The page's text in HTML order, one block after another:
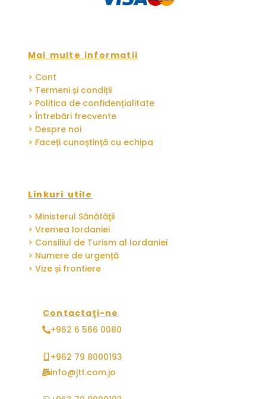
Mai multe informatii
> Cont
> Termeni și condiții
> Politica de confidențialitate
> Întrebări frecvente
> Despre noi
> Faceți cunoștință cu echipa
Linkuri utile
> Ministerul Sănătăţii
> Vremea Iordaniei
> Consiliul de Turism al Iordaniei
> Numere de urgență
> Vize și frontiere
Contactaţi-ne
+962 6 566 0080
+962 79 8000193
info@jtt.com.jo